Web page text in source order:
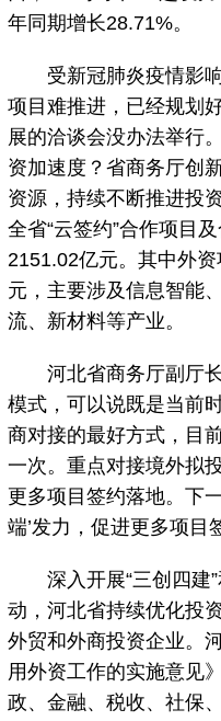
年同期增长28.71%。
受新冠肺炎疫情影响
项目难推进，已经规划
展的洽谈会没办法举行
资加速度？省商务厅创
资源，持续不断推进投
全省“云签约”合作项目
2151.02亿元。其中外
元，主要涉及信息智能
流、新材料等产业。
河北省商务厅副厅长
模式，可以说既是当前
商对接的最好方式，目
一次。重点对接境外拟
更多项目签约落地。下
端’发力，促进更多项目
深入开展“三创四建”
动，河北省持续优化投
外贸和外商投资企业。
用外资工作的实施意见
政、金融、税收、社保